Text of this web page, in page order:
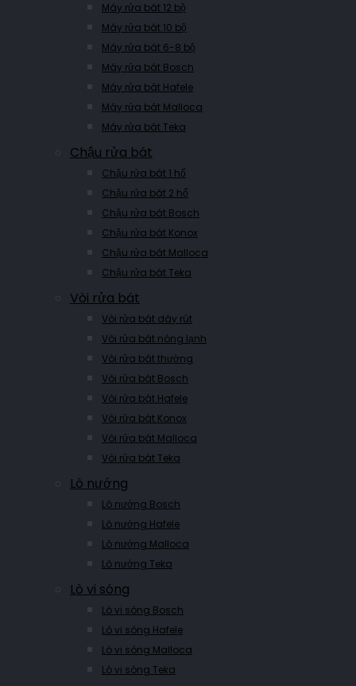
Máy rửa bát 12 bộ
Máy rửa bát 10 bộ
Máy rửa bát 6-8 bộ
Máy rửa bát Bosch
Máy rửa bát Hafele
Máy rửa bát Malloca
Máy rửa bát Teka
Chậu rửa bát
Chậu rửa bát 1 hố
Chậu rửa bát 2 hố
Chậu rửa bát Bosch
Chậu rửa bát Konox
Chậu rửa bát Malloca
Chậu rửa bát Teka
Vòi rửa bát
Vòi rửa bát dây rút
Vòi rửa bát nóng lạnh
Vòi rửa bát thường
Vòi rửa bát Bosch
Vòi rửa bát Hafele
Vòi rửa bát Konox
Vòi rửa bát Malloca
Vòi rửa bát Teka
Lò nướng
Lò nướng Bosch
Lò nướng Hafele
Lò nướng Malloca
Lò nướng Teka
Lò vi sóng
Lò vi sóng Bosch
Lò vi sóng Hafele
Lò vi sóng Malloca
Lò vi sóng Teka